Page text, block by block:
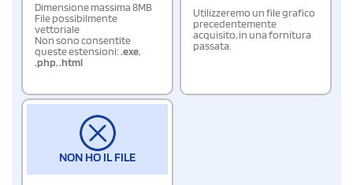
Dimensione massima 8MB
File possibilmente
vettoriale
Non sono consentite
queste estensioni:.exe,
.php,.html
Utilizzeremo un file grafico
precedentemente
acquisito, in una fornitura
passata.
NON HO IL FILE